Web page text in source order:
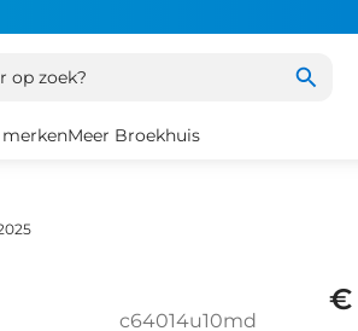
op zoek?
merkenMeer Broekhuis
c64014u10md
€